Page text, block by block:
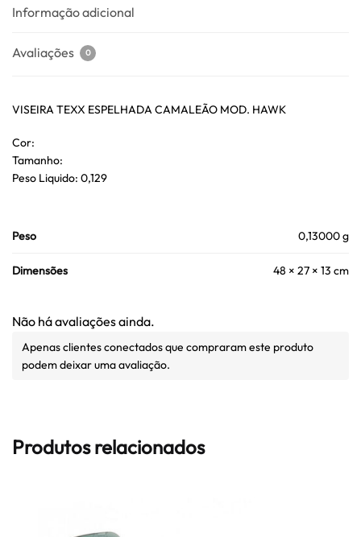
Informação adicional
Avaliações 0
VISEIRA TEXX ESPELHADA CAMALEÃO MOD. HAWK
Cor:
Tamanho:
Peso Liquido: 0,129
Peso 0,13000 g
Dimensões 48 × 27 × 13 cm
Não há avaliações ainda.
Apenas clientes conectados que compraram este produto
podem deixar uma avaliação.
Produtos relacionados